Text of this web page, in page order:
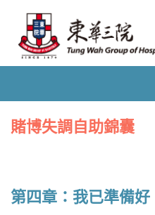
賭博失調自助錦囊
第四章：我已準備好